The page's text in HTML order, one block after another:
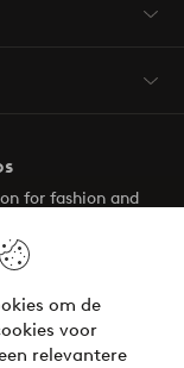
om de
voor
relevantere
for fashion and
is here!